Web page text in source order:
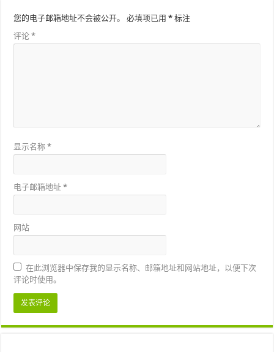
您的电子邮箱地址不会被公开。 必填项已用* 标注
评论*
显示名称*
电子邮箱地址*
网站
在此浏览器中保存我的显示名称、邮箱地址和网站地址，以便下次
评论时使用。